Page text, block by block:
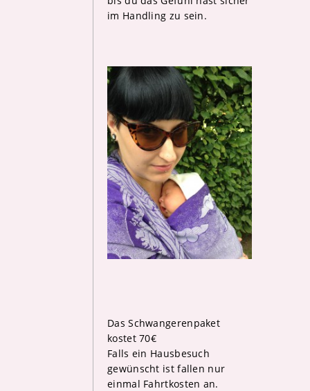
im Handling zu sein.
Das Schwangerenpaket
kostet 70€
Falls ein Hausbesuch
gewünscht ist fallen nur
einmal Fahrtkosten an.